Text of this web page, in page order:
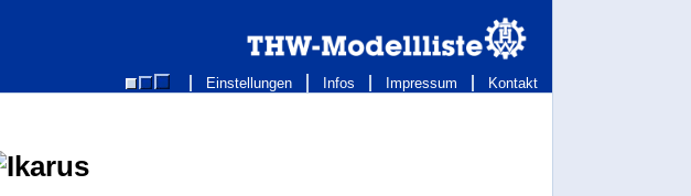
Einstellungen Infos Impressum
Kontakt